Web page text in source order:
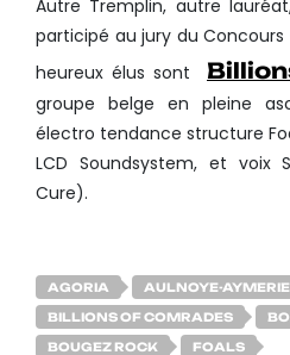
Autre Tremplin, autre
participé au jury du Concours
heureux élus sont
groupe belge en pleine
électro tendance structure
LCD Soundsystem, et voix
Cure).
AGORIA AULNOYE-
BILLIONS OF COMRADES
BOUGEZ ROCK FOALS